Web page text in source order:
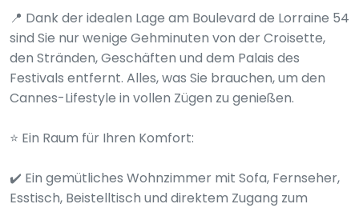
📍 Dank der idealen Lage am Boulevard de Lorraine 54
sind Sie nur wenige Gehminuten von der Croisette,
den Stränden, Geschäften und dem Palais des
Festivals entfernt. Alles, was Sie brauchen, um den
Cannes-Lifestyle in vollen Zügen zu genießen.
⭐ Ein Raum für Ihren Komfort:
✔️ Ein gemütliches Wohnzimmer mit Sofa, Fernseher,
Esstisch, Beistelltisch und direktem Zugang zum